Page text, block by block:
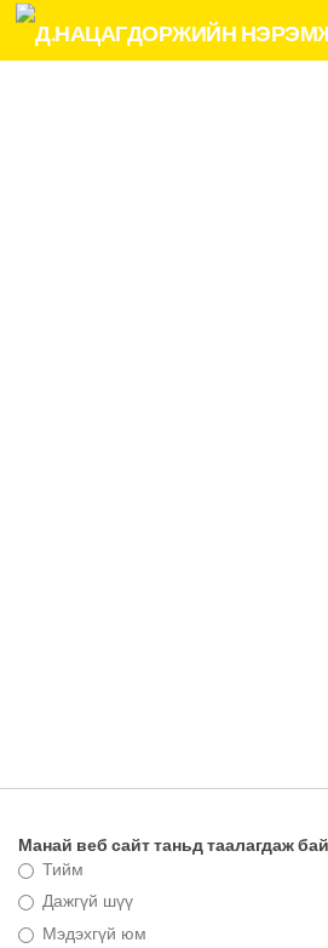
Skip to content
Манай веб сайт таньд таалагдаж
Тийм
Дажгүй шүү
Мэдэхгүй юм